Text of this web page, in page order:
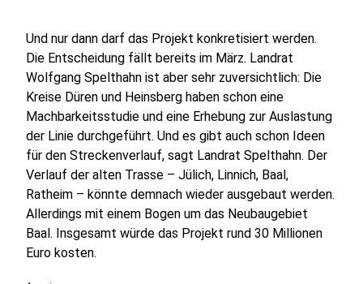
Und nur dann darf das Projekt konkretisiert werden.
Die Entscheidung fällt bereits im März. Landrat
Wolfgang Spelthahn ist aber sehr zuversichtlich: Die
Kreise Düren und Heinsberg haben schon eine
Machbarkeitsstudie und eine Erhebung zur Auslastung
der Linie durchgeführt. Und es gibt auch schon Ideen
für den Streckenverlauf, sagt Landrat Spelthahn. Der
Verlauf der alten Trasse – Jülich, Linnich, Baal,
Ratheim – könnte demnach wieder ausgebaut werden.
Allerdings mit einem Bogen um das Neubaugebiet
Baal. Insgesamt würde das Projekt rund 30 Millionen
Euro kosten.